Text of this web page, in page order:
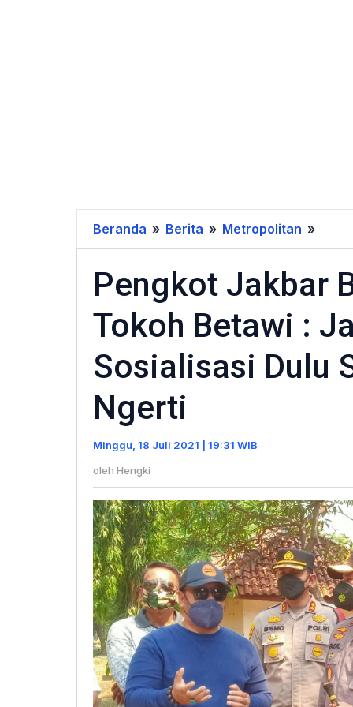
Beranda » Berita » Metropolitan »
Tokoh
Pengkot Jakbar
Tokoh Betawi :
Sosialisasi Dulu
Ngerti
Minggu, 18 Juli 2021 | 19:31 WIB
oleh Hengki